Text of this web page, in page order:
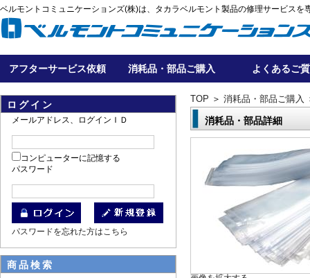
ベルモントコミュニケーションズ(株)は、タカラベルモント製品の修理サービスを
アフターサービス依頼 消耗品・部品ご購入 よくあるご
ログイン
メールアドレス、ログインＩＤ
コンピューターに記憶する
パスワード
パスワードを忘れた方はこちら
商品検索
TOP ＞ 消耗品・部品ご購入
消耗品・部品詳細